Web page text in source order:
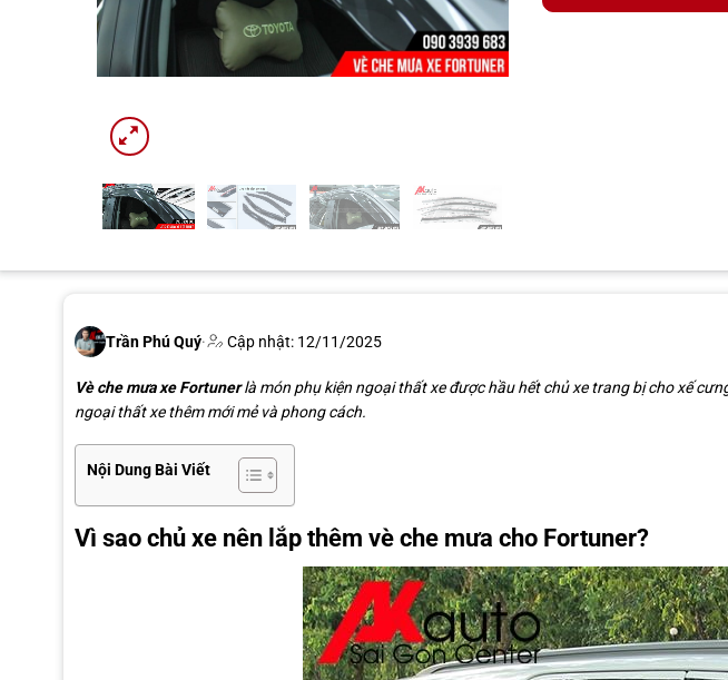
Trần Phú Quý· Cập nhật: 12/11/2025
Vè che mưa xe Fortunerlà món phụ kiện ngoại thất xe được hầu hết chủ xe trang bị cho xế
ngoại thất xe thêm mới mẻ và phong cách.
Nội Dung Bài Viết
Vì sao chủ xe nên lắp thêm vè che mưa cho Fortuner?